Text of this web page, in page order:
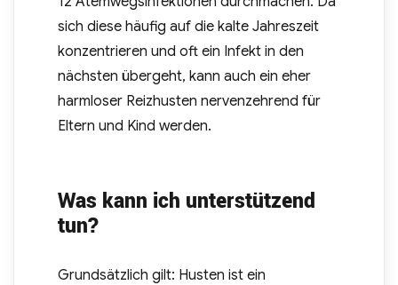
sich diese häufig auf die kalte Jahreszeit
konzentrieren und oft ein Infekt in den
nächsten übergeht, kann auch ein eher
harmloser Reizhusten nervenzehrend für
Eltern und Kind werden.
Was kann ich unterstützend
tun?
Grundsätzlich gilt: Husten ist ein